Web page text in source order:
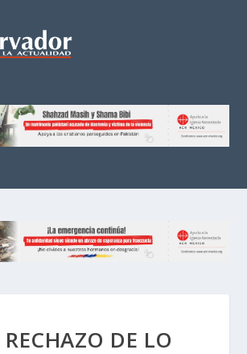
RECHAZO DE LO